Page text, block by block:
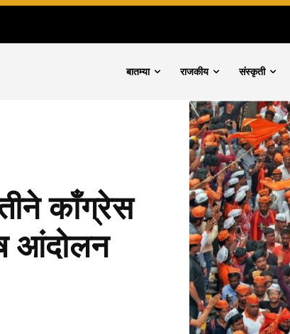
बातम्या राजकीय संस्कृती
काँग्रेस
आंदोलन